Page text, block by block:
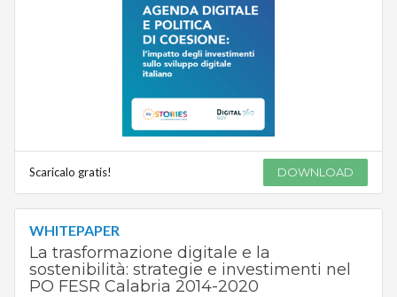
Scaricalo gratis! DOWNLOAD
WHITEPAPER
La trasformazione digitale e la
sostenibilità: strategie e investimenti nel
PO FESR Calabria 2014-2020